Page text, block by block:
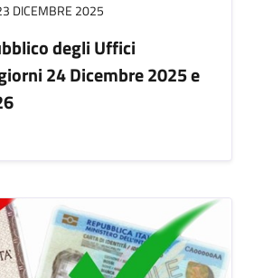
DICEMBRE 2025
degli Uffici
24 Dicembre 2025 e